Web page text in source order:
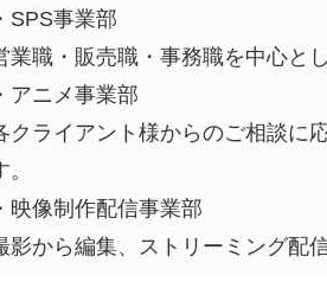
SPS事業部
業職・販売職・事務職を中心と
アニメ事業部
クライアント様からのご相談に
。
映像制作配信事業部
影から編集、ストリーミング配